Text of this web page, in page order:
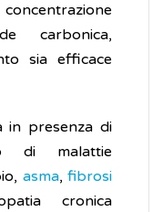
carbonica,
sia efficace
in presenza di
di malattie
asma,fibrosi
cronica